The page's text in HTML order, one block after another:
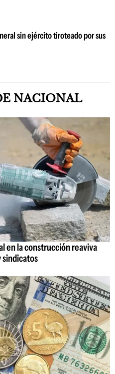
sin ejército tiroteado por sus
NACIONAL
en la construcción reaviva
sindicatos